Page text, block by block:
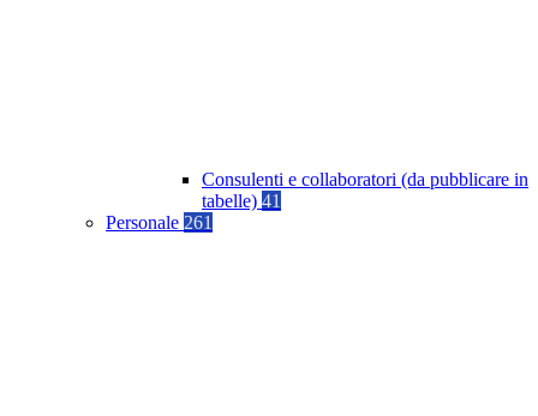
Consulenti e collaboratori (da pubblicare in
tabelle) 41
Personale 261